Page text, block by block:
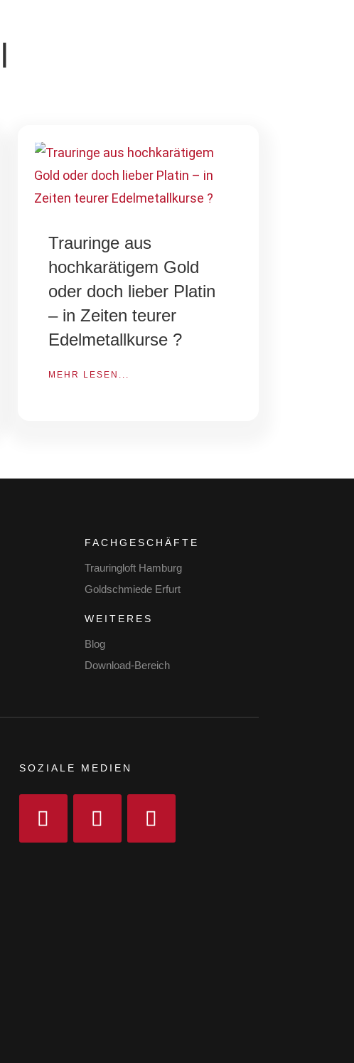
Trauringe aus
hochkarätigem Gold
oder doch lieber Platin
– in Zeiten teurer
Edelmetallkurse ?
MEHR LESEN...
FACHGESCHÄFTE
Trauringloft Hamburg
Goldschmiede Erfurt
WEITERES
Blog
Download-Bereich
SOZIALE MEDIEN